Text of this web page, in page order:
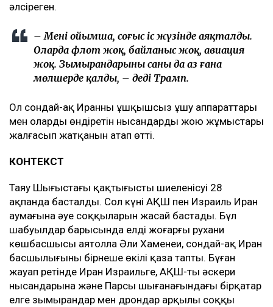
әлсіреген.
– Менің ойымша, соғыс іс жүзінде аяқталды.
Оларда флот жоқ, байланыс жоқ, авиация
жоқ. Зымырандарының саны да аз ғана
мөлшерде қалды, – деді Трамп.
Ол сондай-ақ Иранның ұшқышсыз ұшу аппараттары
мен оларды өндіретін нысандарды жою жұмыстары
жалғасып жатқанын атап өтті.
КОНТЕКСТ
Таяу Шығыстағы қақтығыстың шиеленісуі 28
ақпанда басталды. Сол күні АҚШ пен Израиль Иран
аумағына әуе соққыларын жасай бастады. Бұл
шабуылдар барысында елдің жоғарғы рухани
көшбасшысы аятолла Әли Хаменеи, сондай-ақ Иран
басшылығының бірнеше өкілі қаза тапты. Бұған
жауап ретінде Иран Израильге, АҚШ-тың әскери
нысандарына және Парсы шығанағындағы бірқатар
елге зымырандар мен дрондар арқылы соққы